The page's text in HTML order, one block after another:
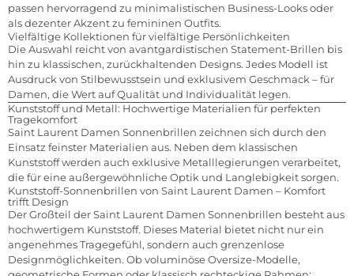
passen hervorragend zu minimalistischen Business-Looks oder
als dezenter Akzent zu femininen Outfits.
Vielfältige Kollektionen für vielfältige Persönlichkeiten
Die Auswahl reicht von avantgardistischen Statement-Brillen bis
hin zu klassischen, zurückhaltenden Designs. Jedes Modell ist
Ausdruck von Stilbewusstsein und exklusivem Geschmack – für
Damen, die Wert auf Qualität und Individualität legen.
Kunststoff und Metall: Hochwertige Materialien für perfekten
Tragekomfort
Saint Laurent Damen Sonnenbrillen zeichnen sich durch den
Einsatz feinster Materialien aus. Neben dem klassischen
Kunststoff werden auch exklusive Metalllegierungen verarbeitet,
die für eine außergewöhnliche Optik und Langlebigkeit sorgen.
Kunststoff-Sonnenbrillen von Saint Laurent Damen – Komfort
trifft Design
Der Großteil der Saint Laurent Damen Sonnenbrillen besteht aus
hochwertigem Kunststoff. Dieses Material bietet nicht nur ein
angenehmes Tragegefühl, sondern auch grenzenlose
Designmöglichkeiten. Ob voluminöse Oversize-Modelle,